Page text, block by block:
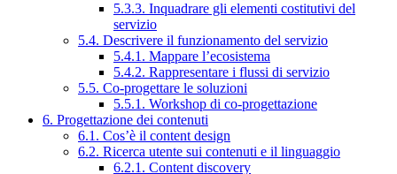
5.3.3. Inquadrare gli elementi costitutivi del
servizio
5.4. Descrivere il funzionamento del servizio
5.4.1. Mappare l’ecosistema
5.4.2. Rappresentare i flussi di servizio
5.5. Co-progettare le soluzioni
5.5.1. Workshop di co-progettazione
6. Progettazione dei contenuti
6.1. Cos’è il content design
6.2. Ricerca utente sui contenuti e il linguaggio
6.2.1. Content discovery